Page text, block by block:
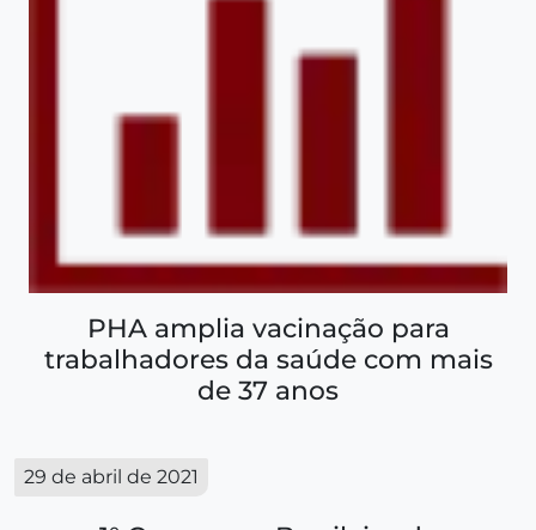
PHA amplia vacinação para
trabalhadores da saúde com mais
de 37 anos
29 de abril de 2021